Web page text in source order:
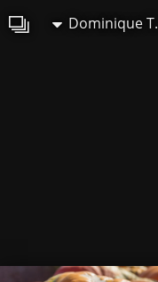
Dominique T.